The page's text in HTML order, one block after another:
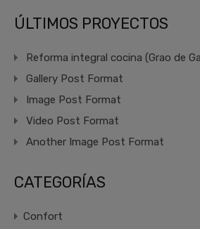
ÚLTIMOS PROYECTOS
Reforma integral cocina (Grao de
Gallery Post Format
Image Post Format
Video Post Format
Another Image Post Format
CATEGORÍAS
Confort